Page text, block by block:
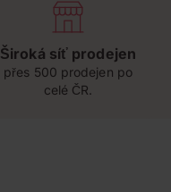
Široká síť prodejen
přes 500 prodejen po
celé ČR.